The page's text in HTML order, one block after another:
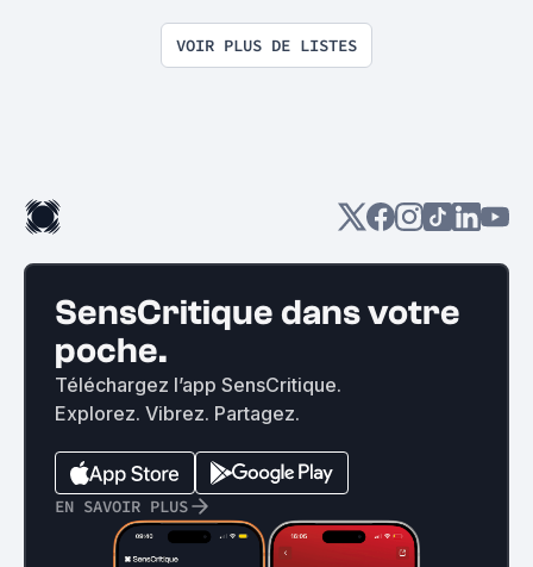
VOIR PLUS DE LISTES
SensCritique dans votre
poche.
Téléchargez l’app SensCritique.
Explorez. Vibrez. Partagez.
EN SAVOIR PLUS